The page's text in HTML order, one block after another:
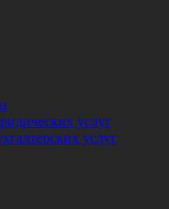
услуг
услуг